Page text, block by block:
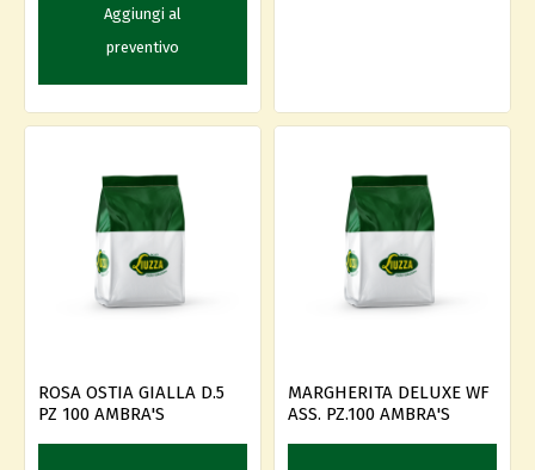
Aggiungi al
preventivo
ROSA OSTIA GIALLA D.5
PZ 100 AMBRA'S
MARGHERITA DELUXE WF
ASS. PZ.100 AMBRA'S